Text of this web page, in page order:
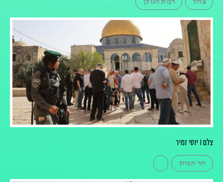
צהל רמת הגולן
צלם I יוסי זמיר
הר הבית